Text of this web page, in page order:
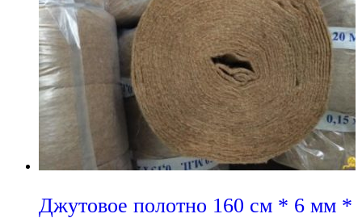
Джутовое полотно 160 см * 6 мм *